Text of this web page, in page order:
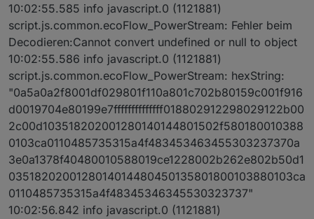
10:02:55.585 info javascript.0 (1121881)
script.js.common.ecoFlow_PowerStream: Fehler beim
Decodieren:Cannot convert undefined or null to object
10:02:55.586 info javascript.0 (1121881)
script.js.common.ecoFlow_PowerStream: hexString:
"0a5a0a2f8001df029801f110a801c702b80159c001f916
d0019704e80199e7ffffffffffffff018802912298029122b00
2c00d103518202001280140144801502f580180010388
0103ca0110485735315a4f483453463455303237370a
3e0a1378f40480010588019ce1228002b262e802b50d1
0351820200128014014480450135801800103880103ca
0110485735315a4f48345346345530323737"
10:02:56.842 info javascript.0 (1121881)